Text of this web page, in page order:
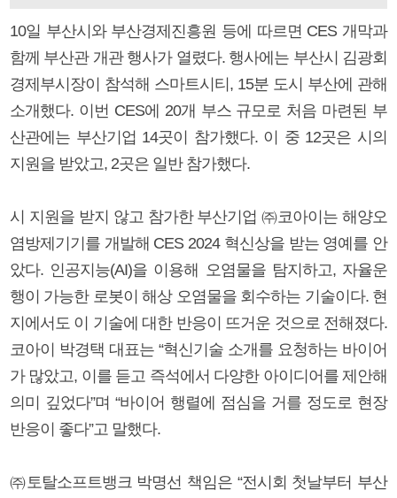
10일 부산시와 부산경제진흥원 등에 따르면 CES 개막과
함께 부산관 개관 행사가 열렸다. 행사에는 부산시 김광회
경제부시장이 참석해 스마트시티, 15분 도시 부산에 관해
소개했다. 이번 CES에 20개 부스 규모로 처음 마련된 부
산관에는 부산기업 14곳이 참가했다. 이 중 12곳은 시의
지원을 받았고, 2곳은 일반 참가했다.
시 지원을 받지 않고 참가한 부산기업 ㈜코아이는 해양오
염방제기기를 개발해 CES 2024 혁신상을 받는 영예를 안
았다. 인공지능(AI)을 이용해 오염물을 탐지하고, 자율운
행이 가능한 로봇이 해상 오염물을 회수하는 기술이다. 현
지에서도 이 기술에 대한 반응이 뜨거운 것으로 전해졌다.
코아이 박경택 대표는 “혁신기술 소개를 요청하는 바이어
가 많았고, 이를 듣고 즉석에서 다양한 아이디어를 제안해
의미 깊었다”며 “바이어 행렬에 점심을 거를 정도로 현장
반응이 좋다”고 말했다.
㈜토탈소프트뱅크 박명선 책임은 “전시회 첫날부터 부산